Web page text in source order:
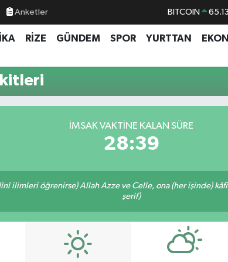
Anketler BITCOIN
DOLAR
GRAM ALTIN
RİZE GÜNDEM SPOR YURTTAN
İMSAK VAKTINE KALAN SÜRE
28:39
ilimleri öğrenirse) Allah Azze ve Celle, ona (her işinde)
şerif)